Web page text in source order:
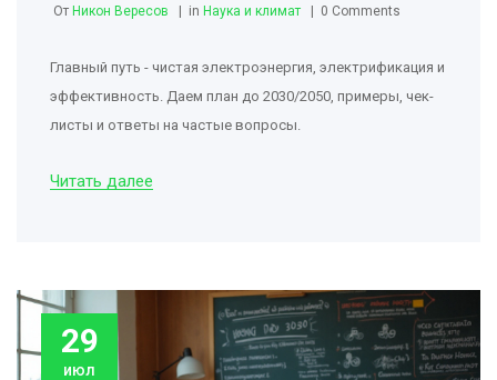
От Никон Вересов in Наука и климат 0 Comments
Главный путь - чистая электроэнергия, электрификация и
эффективность. Даем план до 2030/2050, примеры, чек-
листы и ответы на частые вопросы.
Читать далее
29
июл